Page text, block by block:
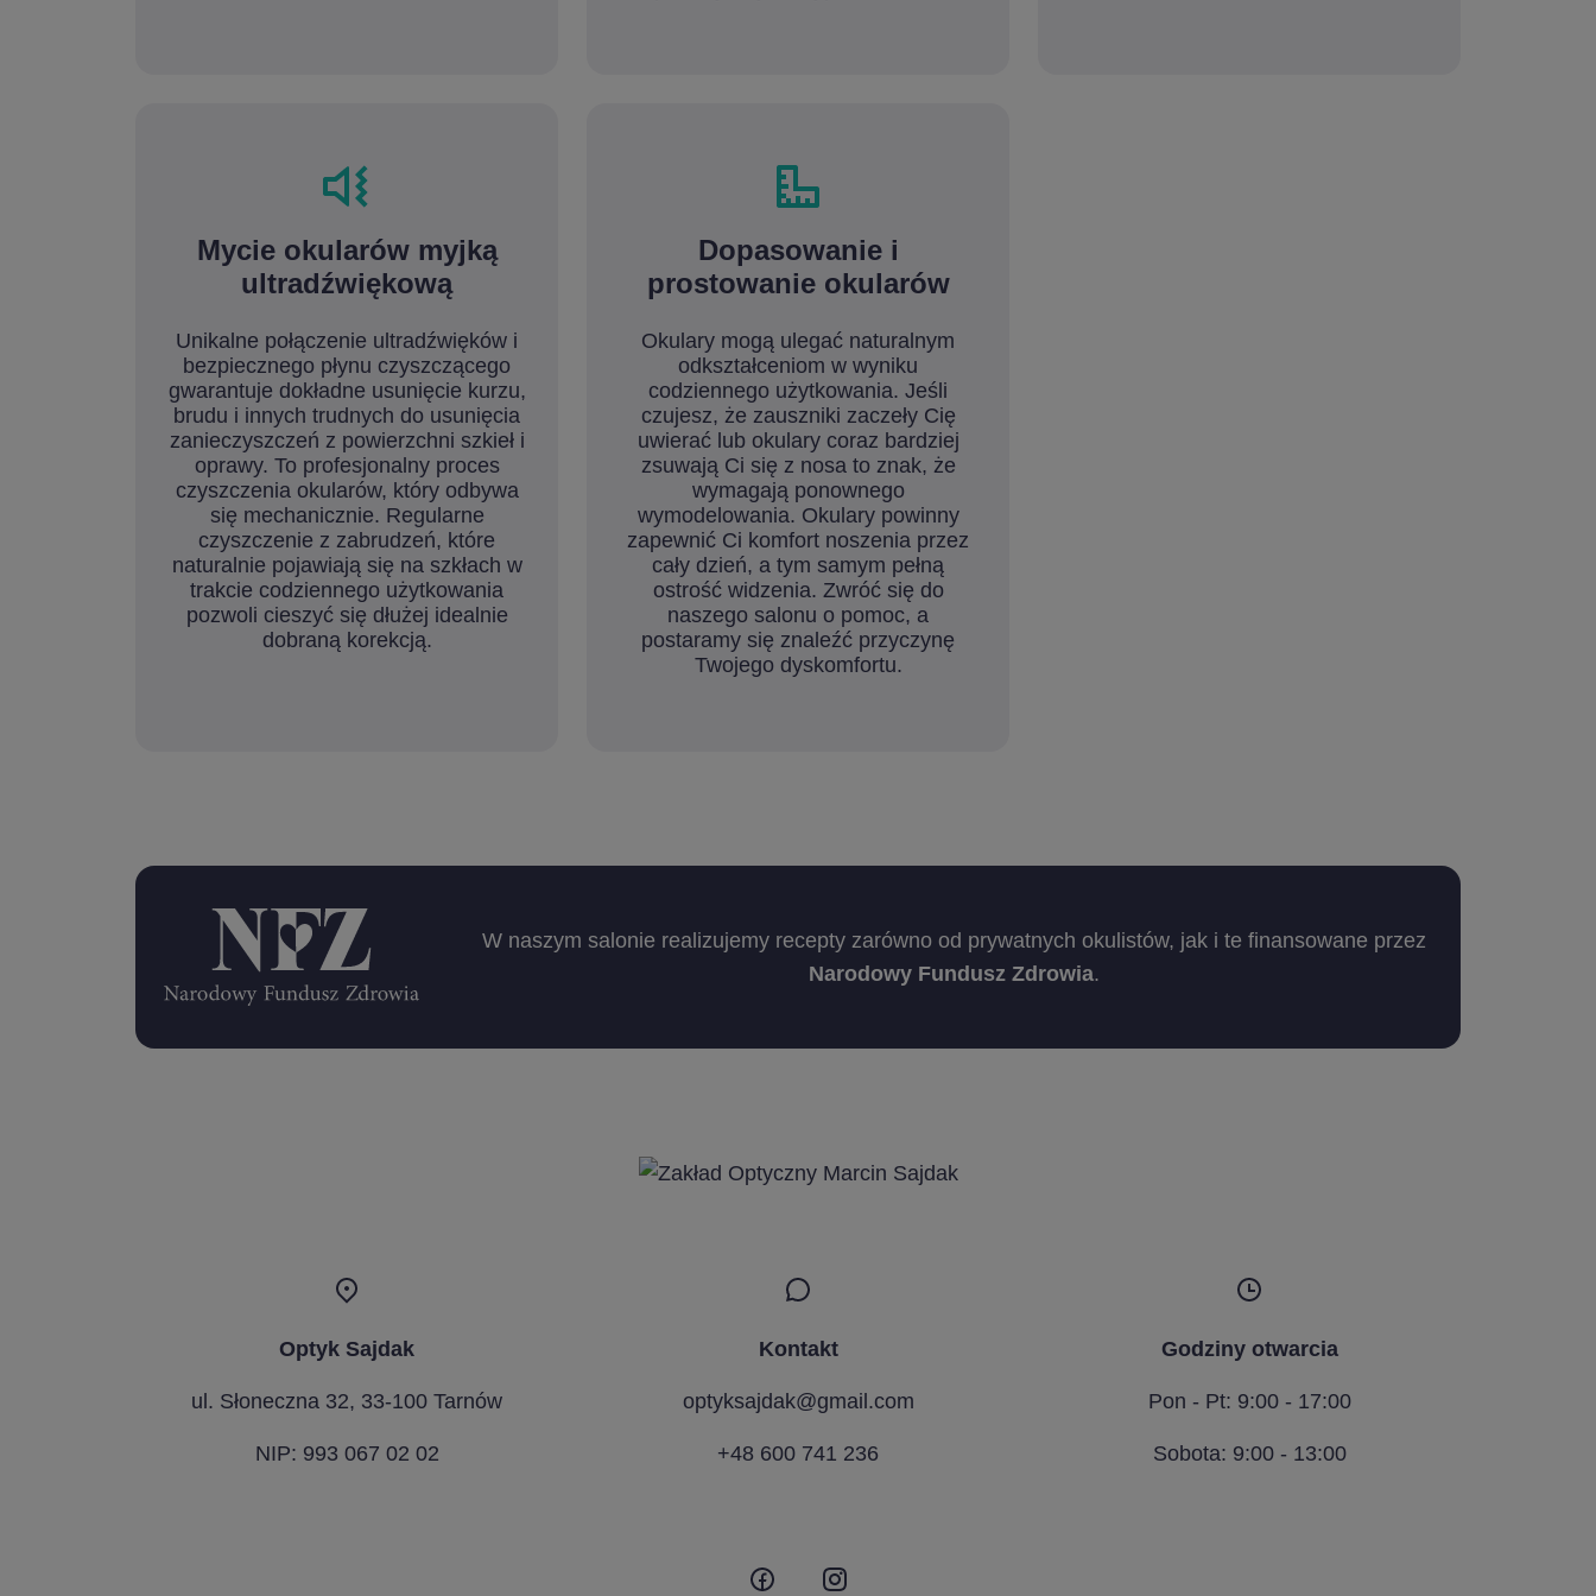
Mycie okularów myjką
ultradźwiękową
Unikalne połączenie ultradźwięków i
bezpiecznego płynu czyszczącego
gwarantuje dokładne usunięcie kurzu,
brudu i innych trudnych do usunięcia
zanieczyszczeń z powierzchni szkieł i
oprawy. To profesjonalny proces
czyszczenia okularów, który odbywa
się mechanicznie. Regularne
czyszczenie z zabrudzeń, które
naturalnie pojawiają się na szkłach w
trakcie codziennego użytkowania
pozwoli cieszyć się dłużej idealnie
dobraną korekcją.
Dopasowanie i
prostowanie okularów
Okulary mogą ulegać naturalnym
odkształceniom w wyniku
codziennego użytkowania. Jeśli
czujesz, że zauszniki zaczeły Cię
uwierać lub okulary coraz bardziej
zsuwają Ci się z nosa to znak, że
wymagają ponownego
wymodelowania. Okulary powinny
zapewnić Ci komfort noszenia przez
cały dzień, a tym samym pełną
ostrość widzenia. Zwróć się do
naszego salonu o pomoc, a
postaramy się znaleźć przyczynę
Twojego dyskomfortu.
W naszym salonie realizujemy recepty zarówno od prywatnych okulistów, jak i te finansowane przez
Narodowy Fundusz Zdrowia.
Optyk Sajdak
ul. Słoneczna 32, 33-100 Tarnów
NIP: 993 067 02 02
Kontakt
optyksajdak@gmail.com
+48 600 741 236
Godziny otwarcia
Pon - Pt: 9:00 - 17:00
Sobota: 9:00 - 13:00